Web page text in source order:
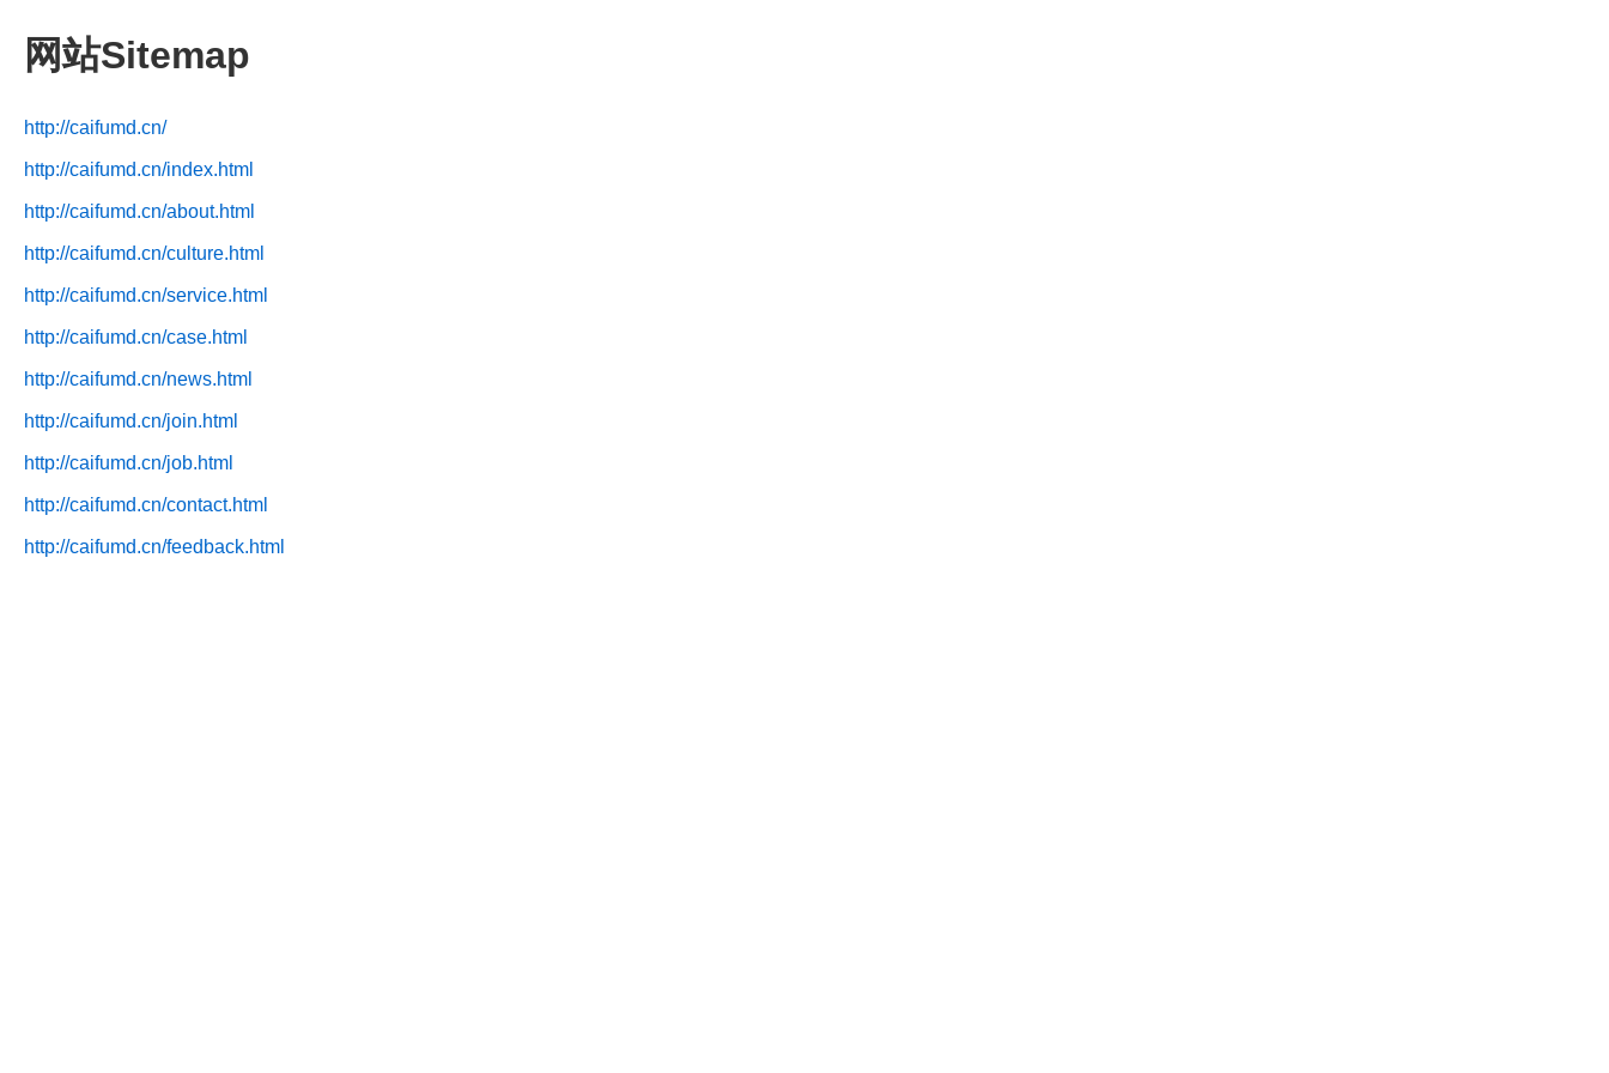
网站Sitemap
http://caifumd.cn/
http://caifumd.cn/index.html
http://caifumd.cn/about.html
http://caifumd.cn/culture.html
http://caifumd.cn/service.html
http://caifumd.cn/case.html
http://caifumd.cn/news.html
http://caifumd.cn/join.html
http://caifumd.cn/job.html
http://caifumd.cn/contact.html
http://caifumd.cn/feedback.html